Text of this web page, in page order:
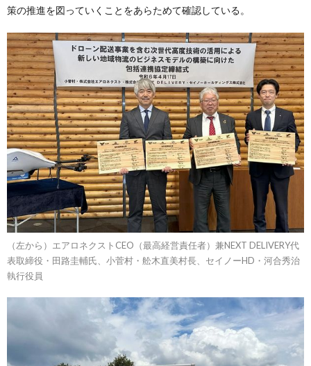
策の推進を図っていくことをあらためて確認している。
（左から）エアロネクストCEO（最高経営責任者）兼NEXT DELIVERY代
表取締役・田路圭輔氏、小菅村・舩木直美村長、セイノーHD・河合秀治
執行役員